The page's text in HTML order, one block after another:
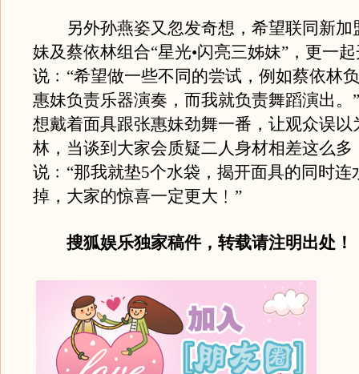
另外孙燕姿又忽发奇想，希望联同新加
妹及蔡依林组合“星光•闪亮三姊妹”，更一
说﹕“希望做一些不同的尝试，例如蔡依林
惠妹负责乐器演奏，而我就负责舞蹈演出。
想戴着面具跟张惠妹劲舞一番，让观众误以
林，当谈到大家会质疑二人身材相差这么多
说﹕“那我就垫5个水袋，揭开面具的同时连
掉，大家的惊喜一定更大﹗”
搜狐娱乐独家稿件，转载请注明出处！